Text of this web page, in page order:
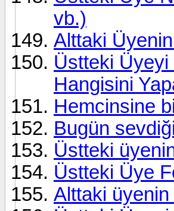
vb.)
Alttaki
Üstteki
Hangisini
Hemcinsine
Bugün
Üstteki
Üstteki Üye
Alttaki